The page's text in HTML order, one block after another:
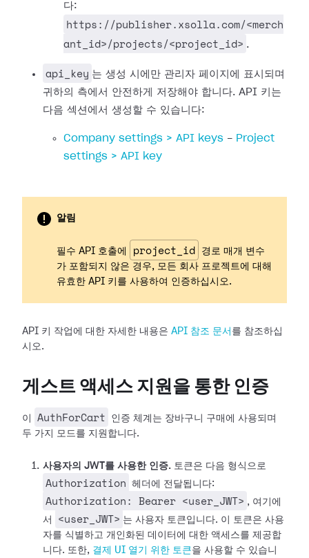
다:
https://publisher.xsolla.com/<merch
ant_id>/projects/<project_id> .
api_key 는 생성 시에만 관리자 페이지에 표시되며
귀하의 측에서 안전하게 저장해야 합니다. API 키는
다음 섹션에서 생성할 수 있습니다:
Company settings > API keys - Project
settings > API key
알림
필수 API 호출에 project_id
경로 매개 변수
가 포함되지 않은 경우, 모든 회사 프로젝트에 대해
유효한 API 키를 사용하여 인증하십시오.
API 키 작업에 대한 자세한 내용은 API 참조 문서 를 참조하십
시오.
게스트 액세스 지원을 통한 인증
이 AuthForCart
인증 체계는 장바구니 구매에 사용되며
두 가지 모드를 지원합니다.
사용자의 JWT를 사용한 인증. 토큰은 다음 형식으로
Authorization 헤더에 전달됩니다:
Authorization: Bearer <user_JWT> , 여기에
서
<user_JWT> 는 사용자 토큰입니다. 이 토큰은 사용
자를 식별하고 개인화된 데이터에 대한 액세스를 제공합
니다. 또한, 결제 UI 열기 위한 토큰을 사용할 수 있습니